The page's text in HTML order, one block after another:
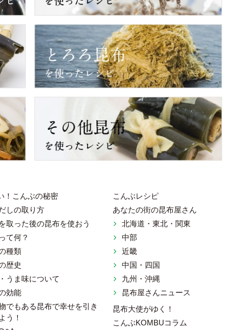
！こんぶの秘密
しの取り方
取った後の昆布を使おう
て何？
種類
歴史
うま味について
効能
でもある昆布で幸せを引き
う！
こんぶレシピ
あなたの街の昆布屋さん
北海道・東北・関東
中部
近畿
中国・四国
九州・沖縄
昆布屋さんニュース
昆布大使がゆく！
こんぶKOMBUコラム
ト 一般社団法人 日本昆布協会